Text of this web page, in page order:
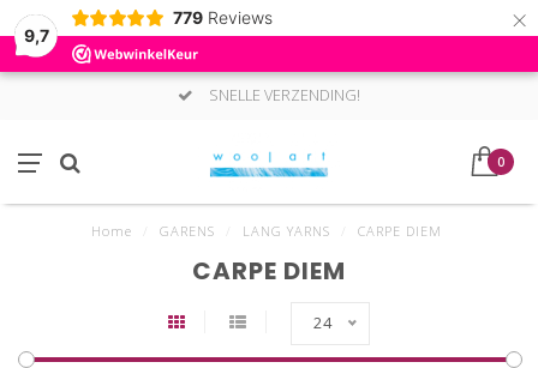
9,7
779 Reviews ×
SNELLE VERZENDING!
0
Home GARENS LANG YARNS CARPE DIEM
CARPE DIEM
24